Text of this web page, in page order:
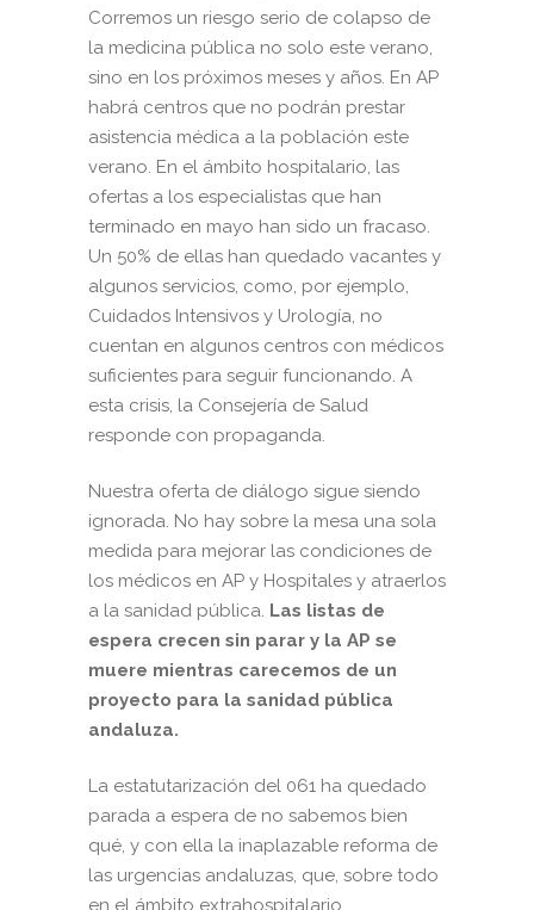
Corremos un riesgo serio de colapso de
la medicina pública no solo este verano,
sino en los próximos meses y años. En AP
habrá centros que no podrán prestar
asistencia médica a la población este
verano. En el ámbito hospitalario, las
ofertas a los especialistas que han
terminado en mayo han sido un fracaso.
Un 50% de ellas han quedado vacantes y
algunos servicios, como, por ejemplo,
Cuidados Intensivos y Urología, no
cuentan en algunos centros con médicos
suficientes para seguir funcionando. A
esta crisis, la Consejería de Salud
responde con propaganda.
Nuestra oferta de diálogo sigue siendo
ignorada. No hay sobre la mesa una sola
medida para mejorar las condiciones de
los médicos en AP y Hospitales y atraerlos
a la sanidad pública. Las listas de
espera crecen sin parar y la AP se
muere mientras carecemos de un
proyecto para la sanidad pública
andaluza.
La estatutarización del 061 ha quedado
parada a espera de no sabemos bien
qué, y con ella la inaplazable reforma de
las urgencias andaluzas, que, sobre todo
en el ámbito extrahospitalario,